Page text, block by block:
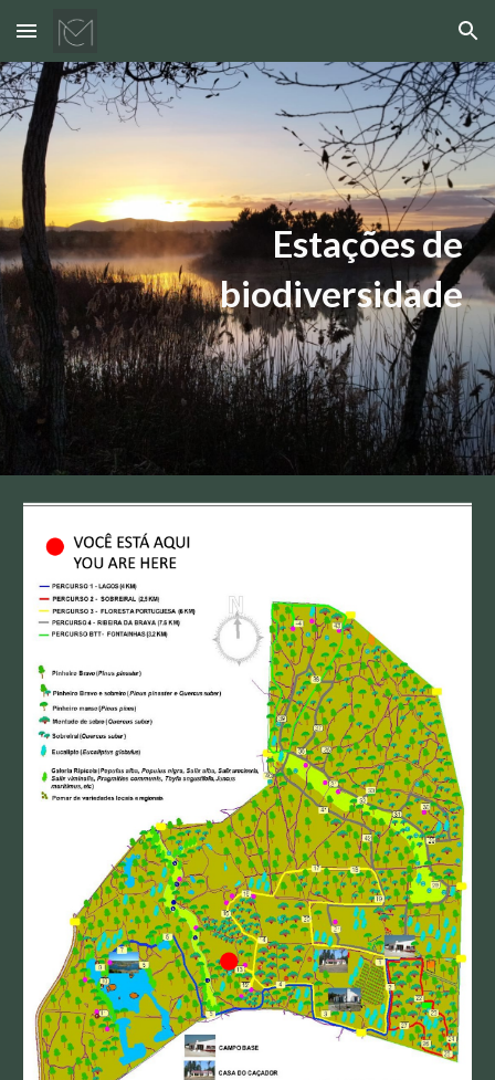
Skip to main content Skip to navigation
Estações de
biodiversidade